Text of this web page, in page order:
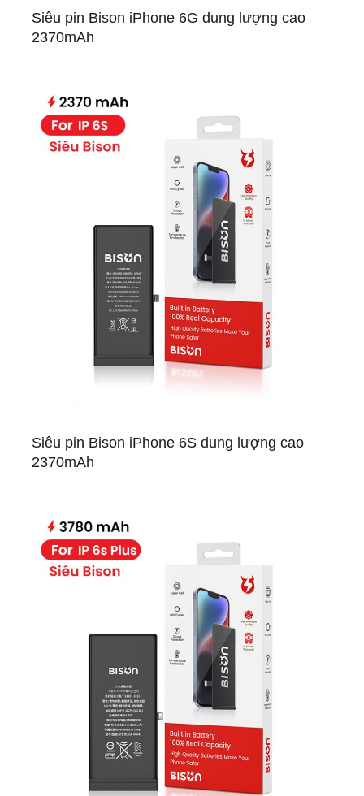
Siêu pin Bison iPhone 6G dung lượng cao
2370mAh
Siêu pin Bison iPhone 6S dung lượng cao
2370mAh